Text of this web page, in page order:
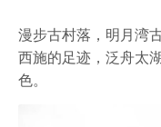
漫步古村落，明月湾
西施的足迹，泛舟太
色。